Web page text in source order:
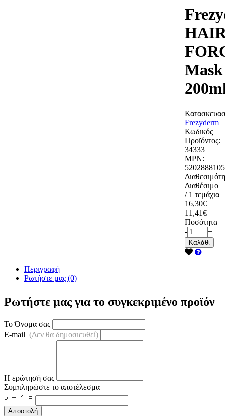
Mask
Frezyderm
Κωδικός
Προϊόντος:
34333
MPN:
Διαθέσιμο
/ 1 τεμάχια
16,30€
11,41€
Ποσότητα
-
+
Καλάθι
Περιγραφή
Ρωτήστε μας (0)
Ρωτήστε μας για το συγκεκριμένο προϊόν
Το Όνομα σας
E-mail (Δεν θα δημοσιευθεί)
Η ερώτησή σας
Συμπληρώστε το αποτέλεσμα
Αποστολή